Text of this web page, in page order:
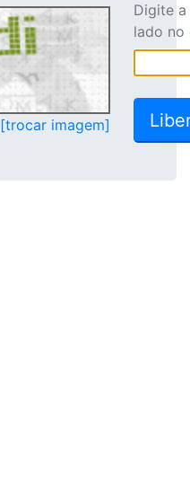
[trocar imagem]
Digite
lado no